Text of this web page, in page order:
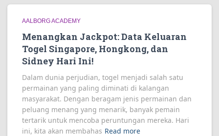
AALBORG ACADEMY
Menangkan Jackpot: Data Keluaran
Togel Singapore, Hongkong, dan
Sidney Hari Ini!
Dalam dunia perjudian, togel menjadi salah satu
permainan yang paling diminati di kalangan
masyarakat. Dengan beragam jenis permainan dan
peluang menang yang menarik, banyak pemain
tertarik untuk mencoba peruntungan mereka. Hari
ini, kita akan membahas Read more